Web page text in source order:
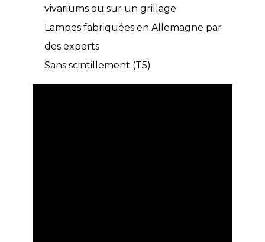
vivariums ou sur un grillage
Lampes fabriquées en Allemagne par
des experts
Sans scintillement (T5)